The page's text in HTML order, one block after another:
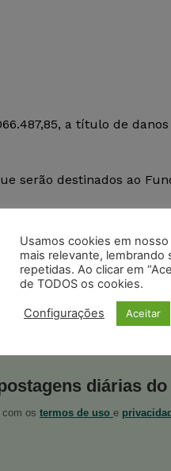
a título de
serão destinados ao
diárias
os termos de uso e
Usamos cookies em
mais relevante, lembrando
repetidas. Ao clicar em
de TODOS os cookies.
Configurações Aceitar